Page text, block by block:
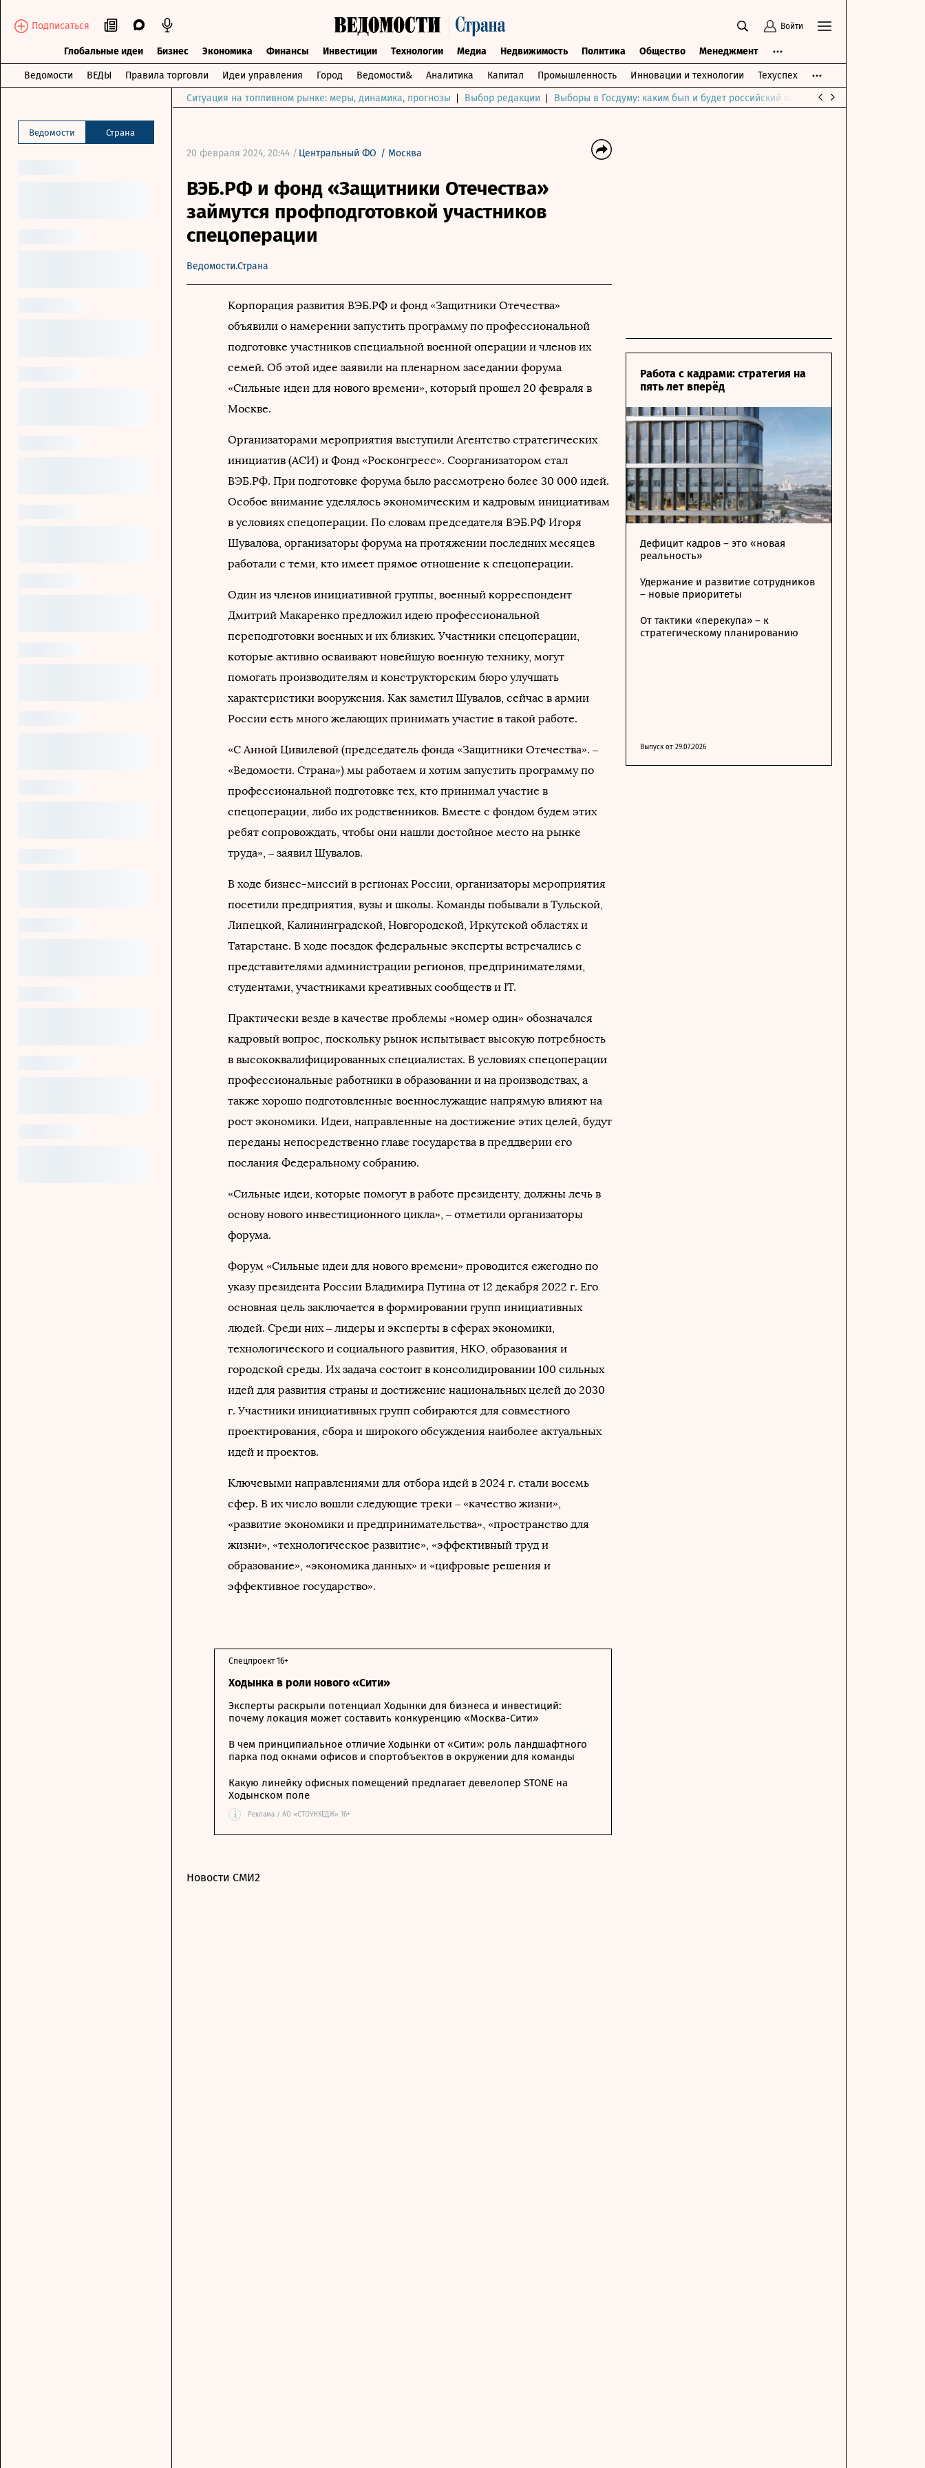
Подписаться Войти
Глобальные идеи Бизнес Экономика Финансы Инвестиции Технологии Медиа Недвижимость Политика Общество Менеджмент
Ведомости ВЕДЫ Правила торговли Идеи управления Город Ведомости& Аналитика Капитал Промышленность Инновации и технологии Техуспех
Ведомости Страна
Ситуация на топливном рынке: меры, динамика, прогнозы Выбор редакции Выборы в Госдуму: каким был и будет российский парламент
20 февраля 2024, 20:44 / Центральный ФО / Москва
ВЭБ.РФ и фонд «Защитники Отечества»
займутся профподготовкой участников
спецоперации
Ведомости.Страна
Корпорация развития ВЭБ.РФ и фонд «Защитники Отечества»
объявили о намерении запустить программу по профессиональной
подготовке участников специальной военной операции и членов их
семей. Об этой идее заявили на пленарном заседании форума
«Сильные идеи для нового времени», который прошел 20 февраля в
Москве.
Организаторами мероприятия выступили Агентство стратегических
инициатив (АСИ) и Фонд «Росконгресс». Соорганизатором стал
ВЭБ.РФ. При подготовке форума было рассмотрено более 30 000 идей.
Особое внимание уделялось экономическим и кадровым инициативам
в условиях спецоперации. По словам председателя ВЭБ.РФ Игоря
Шувалова, организаторы форума на протяжении последних месяцев
работали с теми, кто имеет прямое отношение к спецоперации.
Один из членов инициативной группы, военный корреспондент
Дмитрий Макаренко предложил идею профессиональной
переподготовки военных и их близких. Участники спецоперации,
которые активно осваивают новейшую военную технику, могут
помогать производителям и конструкторским бюро улучшать
характеристики вооружения. Как заметил Шувалов, сейчас в армии
России есть много желающих принимать участие в такой работе.
«С Анной Цивилевой (председатель фонда «Защитники Отечества». –
«Ведомости. Страна») мы работаем и хотим запустить программу по
профессиональной подготовке тех, кто принимал участие в
спецоперации, либо их родственников. Вместе с фондом будем этих
ребят сопровождать, чтобы они нашли достойное место на рынке
труда», – заявил Шувалов.
В ходе бизнес-миссий в регионах России, организаторы мероприятия
посетили предприятия, вузы и школы. Команды побывали в Тульской,
Липецкой, Калининградской, Новгородской, Иркутской областях и
Татарстане. В ходе поездок федеральные эксперты встречались с
представителями администрации регионов, предпринимателями,
студентами, участниками креативных сообществ и IT.
Практически везде в качестве проблемы «номер один» обозначался
кадровый вопрос, поскольку рынок испытывает высокую потребность
в высококвалифицированных специалистах. В условиях спецоперации
профессиональные работники в образовании и на производствах, а
также хорошо подготовленные военнослужащие напрямую влияют на
рост экономики. Идеи, направленные на достижение этих целей, будут
переданы непосредственно главе государства в преддверии его
послания Федеральному собранию.
«Сильные идеи, которые помогут в работе президенту, должны лечь в
основу нового инвестиционного цикла», – отметили организаторы
форума.
Форум «Сильные идеи для нового времени» проводится ежегодно по
указу президента России Владимира Путина от 12 декабря 2022 г. Его
основная цель заключается в формировании групп инициативных
людей. Среди них – лидеры и эксперты в сферах экономики,
технологического и социального развития, НКО, образования и
городской среды. Их задача состоит в консолидировании 100 сильных
идей для развития страны и достижение национальных целей до 2030
г. Участники инициативных групп собираются для совместного
проектирования, сбора и широкого обсуждения наиболее актуальных
идей и проектов.
Ключевыми направлениями для отбора идей в 2024 г. стали восемь
сфер. В их число вошли следующие треки – «качество жизни»,
«развитие экономики и предпринимательства», «пространство для
жизни», «технологическое развитие», «эффективный труд и
образование», «экономика данных» и «цифровые решения и
эффективное государство».
Ходынка в роли нового «Сити»
Спецпроект 16+
Эксперты раскрыли потенциал Ходынки для бизнеса и инвестиций:
почему локация может составить конкуренцию «Москва-Сити»
В чем принципиальное отличие Ходынки от «Сити»: роль ландшафтного
парка под окнами офисов и спортобъектов в окружении для команды
Какую линейку офисных помещений предлагает девелопер STONE на
Ходынском поле
i Реклама / АО «СТОУНХЕДЖ» 16+
Работа с кадрами: стратегия на
пять лет вперёд
Дефицит кадров – это «новая
реальность»
Удержание и развитие сотрудников
– новые приоритеты
От тактики «перекупа» – к
стратегическому планированию
Выпуск от 29.07.2026
Новости СМИ2